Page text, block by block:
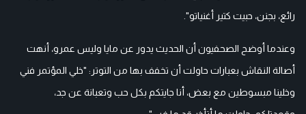
رائع، بجنن، حبيت كتير أغنياتو".
وعندما أوضح الصحفيون أن الحديث يدور عن مايا وليس عمرو، أنهت
أصالة النقاش بعبارات حاولت أن تخفف بها من التوتر: "خلي المؤتمر فني
وخلينا مبسوطين مع بعض، أنا جايتكم بكل حب وتعبانة عن جد،